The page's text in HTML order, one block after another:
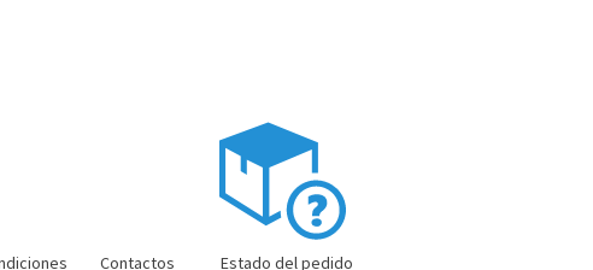
Contactos Estado del pedido